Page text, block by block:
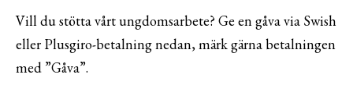
Vill du stötta vårt ungdomsarbete? Ge en gåva via Swish
eller Plusgiro-betalning nedan, märk gärna betalningen
med ”Gåva”.